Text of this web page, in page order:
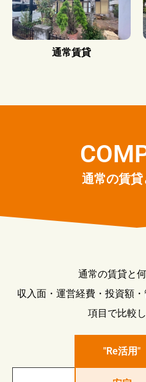
通常賃貸
通常の賃
通常の賃貸と
収入面・運営経費・投資額
項目で比較し
"Re活用"